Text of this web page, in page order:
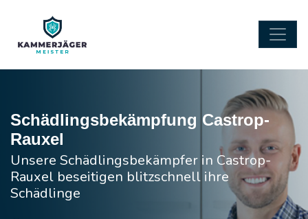
Schädlingsbekämpfung Castrop-
Rauxel
Unsere Schädlingsbekämpfer in Castrop-
Rauxel beseitigen blitzschnell ihre
Schädlinge